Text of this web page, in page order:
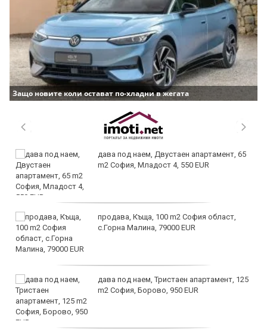
Защо новите коли остават по-хладни в жегата
дава под наем, Двустаен апартамент, 65
m2 София, Младост 4, 550 EUR
продава, Къща, 100 m2 София област,
с.Горна Малина, 79000 EUR
дава под наем, Тристаен апартамент, 125
m2 София, Борово, 950 EUR